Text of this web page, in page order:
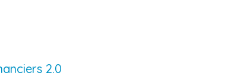
2.0